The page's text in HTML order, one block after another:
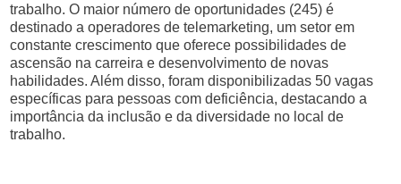
trabalho. O maior número de oportunidades (245) é
destinado a operadores de telemarketing, um setor em
constante crescimento que oferece possibilidades de
ascensão na carreira e desenvolvimento de novas
habilidades. Além disso, foram disponibilizadas 50 vagas
específicas para pessoas com deficiência, destacando a
importância da inclusão e da diversidade no local de
trabalho.